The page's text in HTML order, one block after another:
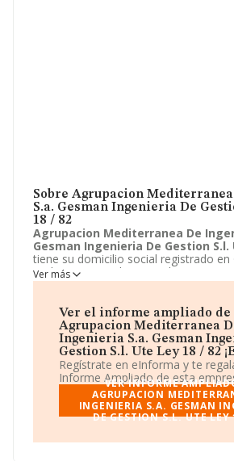
Sobre Agrupacion
S.a. Gesman Ingenieria De
18 / 82
Agrupacion Mediterranea De
Gesman Ingenieria De Gestion S.l.
tiene su domicilio social registrado en
D'altea, 1 - 3, Valencia, Valencia.
CNAE principal como 9499 - Otras
Ingenieria S.a. Gesman Ingenieria
Ute Ley 18 / 82aparece inscrita
de empresas.
Ver más
Ver el informe ampliado de
Agrupacion Mediterranea
Ingenieria S.a. Gesman
Gestion S.l. Ute Ley 18 / 82
Regístrate en eInforma y te
Informe Ampliado de esta
VER INFORME
AGRUPACION
INGENIERIA S.A. GESMAN
DE GESTION S.L. UTE